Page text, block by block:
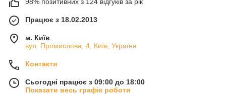
Працює з 18.02.2013
м. Київ
вул. Промислова, 4, Київ, Україна
Контакти
Сьогодні працює з 09:00 до 18:00
Показати весь графік роботи